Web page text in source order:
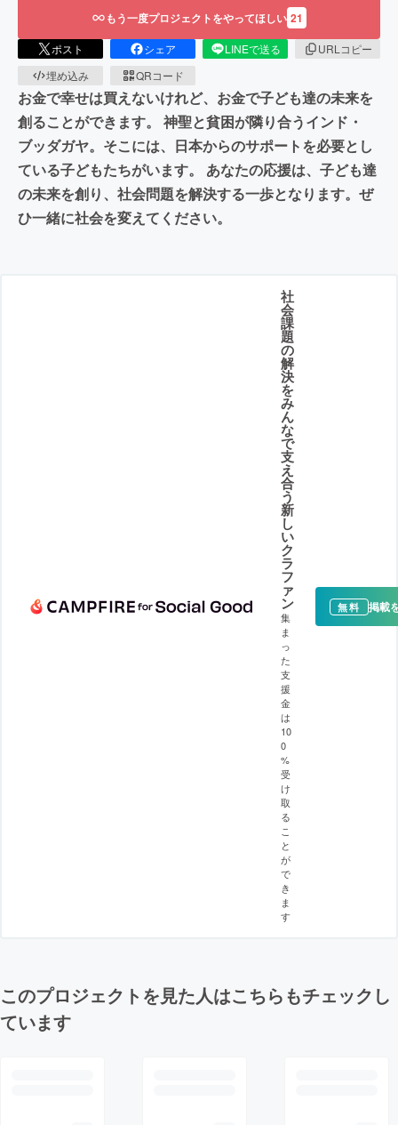
もう一度プロジェクトをやってほしい 21
ポスト シェア LINEで送る
URLコピー
埋め込み
QRコード
お金で幸せは買えないけれど、お金で子ども達の未来を
創ることができます。 神聖と貧困が隣り合うインド・
ブッダガヤ。そこには、日本からのサポートを必要とし
ている子どもたちがいます。 あなたの応援は、子ども達
の未来を創り、社会問題を解決する一歩となります。ぜ
ひ一緒に社会を変えてください。
社
会
課
題
の
解
決
を
み
ん
な
で
支
え
合
う
新
し
い
ク
ラ
フ
ァ
ン
集
ま
っ
た
支
援
金
は
10
0
%
受
け
取
る
こ
と
が
で
き
ま
す
無料 掲載
このプロジェクトを見た人はこちらもチェックし
ています